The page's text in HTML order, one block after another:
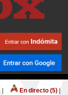
En directo (5)